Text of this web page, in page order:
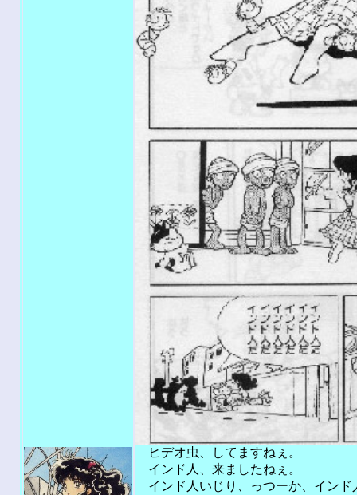
ヒデオ虫、してますねぇ。
インド人、来ましたねぇ。
インド人いじり、っつーか、インド